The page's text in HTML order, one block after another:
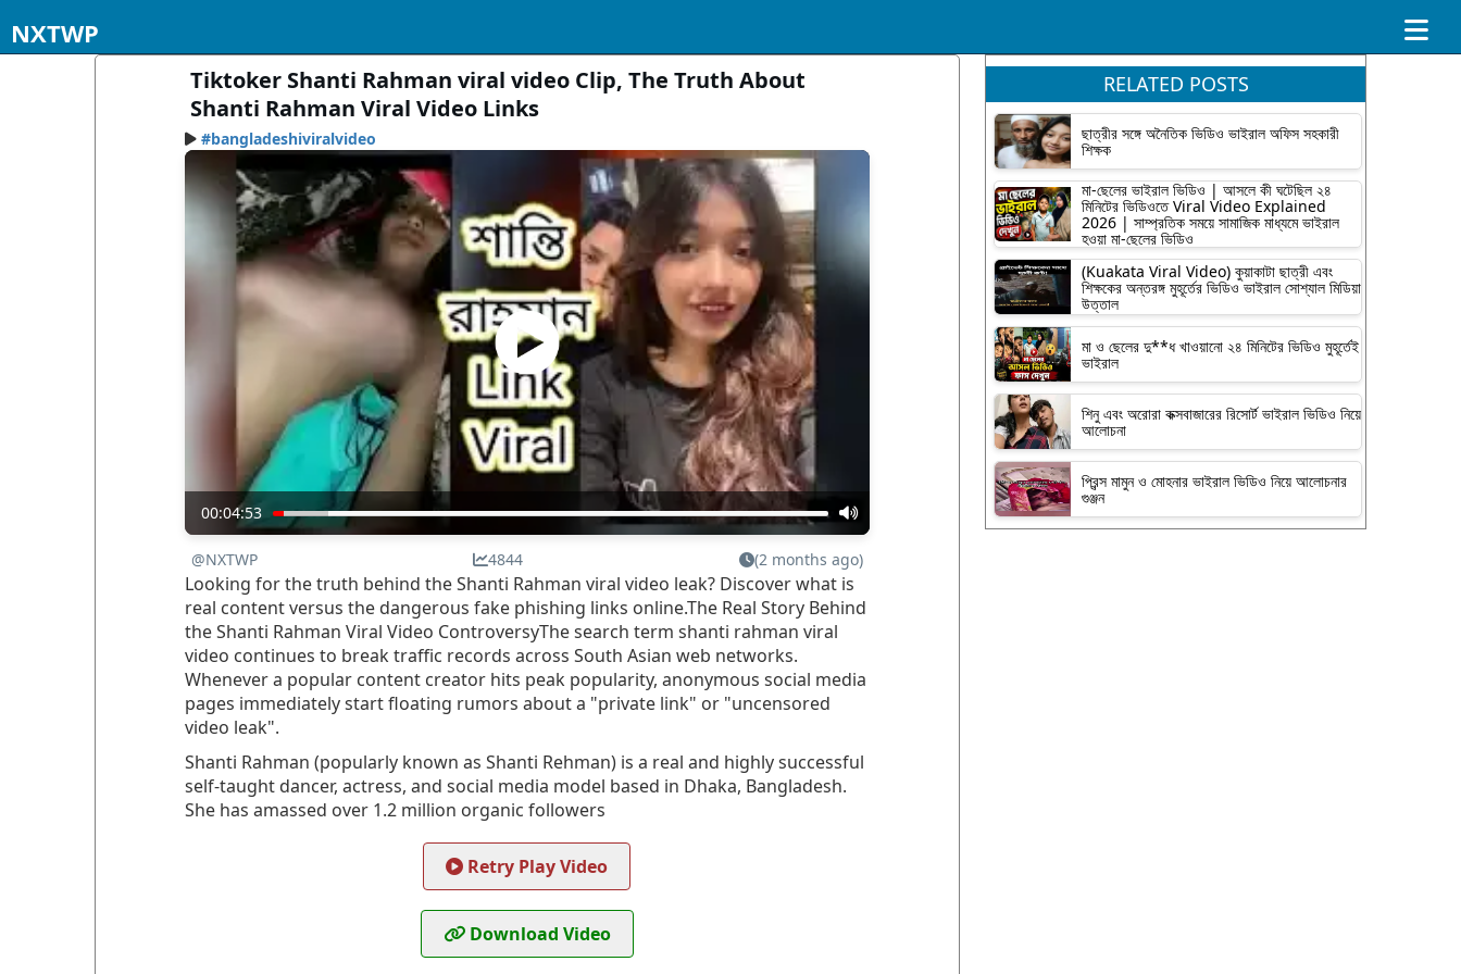
NXTWP
Tiktoker Shanti Rahman viral video Clip, The Truth About
Shanti Rahman Viral Video Links
#bangladeshiviralvideo
00:04:53
@NXTWP 4844 (2 months ago)
Looking for the truth behind the Shanti Rahman viral video leak? Discover what is
real content versus the dangerous fake phishing links online.The Real Story Behind
the Shanti Rahman Viral Video ControversyThe search term shanti rahman viral
video continues to break traffic records across South Asian web networks.
Whenever a popular content creator hits peak popularity, anonymous social media
pages immediately start floating rumors about a "private link" or "uncensored
video leak".
Shanti Rahman (popularly known as Shanti Rehman) is a real and highly successful
self-taught dancer, actress, and social media model based in Dhaka, Bangladesh.
She has amassed over 1.2 million organic followers
Retry Play Video
Download Video
RELATED POSTS
ছাত্রীর সঙ্গে অনৈতিক ভিডিও ভাইরাল অফিস সহকারী
শিক্ষক
মা-ছেলের ভাইরাল ভিডিও | আসলে কী ঘটেছিল ২৪
মিনিটের ভিডিওতে Viral Video Explained
2026 | সাম্প্রতিক সময়ে সামাজিক মাধ্যমে ভাইরাল
হওয়া মা-ছেলের ভিডিও
(Kuakata Viral Video) কুয়াকাটা ছাত্রী এবং
শিক্ষকের অন্তরঙ্গ মুহূর্তের ভিডিও ভাইরাল সোশ্যাল মিডিয়া
উত্তাল
মা ও ছেলের দু**ধ খাওয়ানো ২৪ মিনিটের ভিডিও মুহূর্তেই
ভাইরাল
শিনু এবং অরোরা কক্সবাজারের রিসোর্ট ভাইরাল ভিডিও নিয়ে
আলোচনা
প্রিন্স মামুন ও মোহনার ভাইরাল ভিডিও নিয়ে আলোচনার
গুঞ্জন